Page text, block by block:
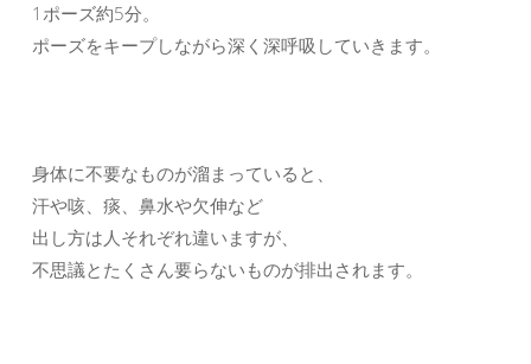
1ポーズ約5分。
ポーズをキープしながら深く深呼吸していきます。
身体に不要なものが溜まっていると、
汗や咳、痰、鼻水や欠伸など
出し方は人それぞれ違いますが、
不思議とたくさん要らないものが排出されます。